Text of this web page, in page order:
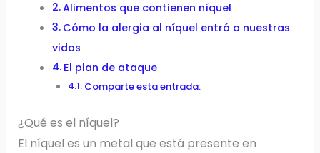
Alimentos que contienen níquel
Cómo la alergia al níquel entró a nuestras
vidas
El plan de ataque
Comparte esta entrada:
¿Qué es el níquel?
El níquel es un metal que está presente en